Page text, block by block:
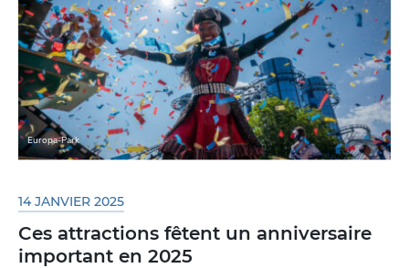
Europa-Park
14 JANVIER 2025
Ces attractions fêtent un anniversaire
important en 2025